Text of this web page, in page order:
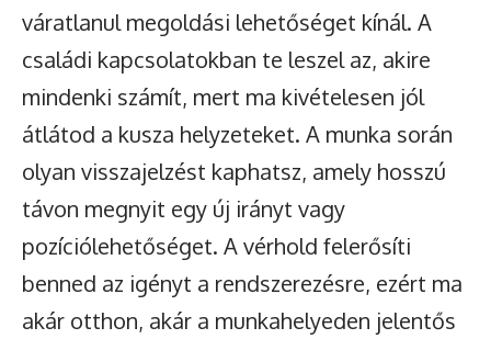
váratlanul megoldási lehetőséget kínál. A
családi kapcsolatokban te leszel az, akire
mindenki számít, mert ma kivételesen jól
átlátod a kusza helyzeteket. A munka során
olyan visszajelzést kaphatsz, amely hosszú
távon megnyit egy új irányt vagy
pozíciólehetőséget. A vérhold felerősíti
benned az igényt a rendszerezésre, ezért ma
akár otthon, akár a munkahelyeden jelentős